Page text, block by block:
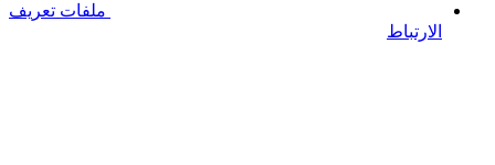
ملفات تعريف
الارتباط